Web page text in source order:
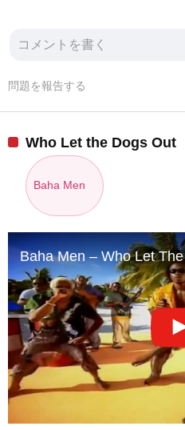
問題を報告する
Who Let the Dogs Out
Baha Men
Baha Men – Who Let